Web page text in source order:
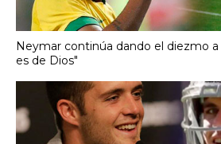
Neymar continúa dando el diezmo
es de Dios"